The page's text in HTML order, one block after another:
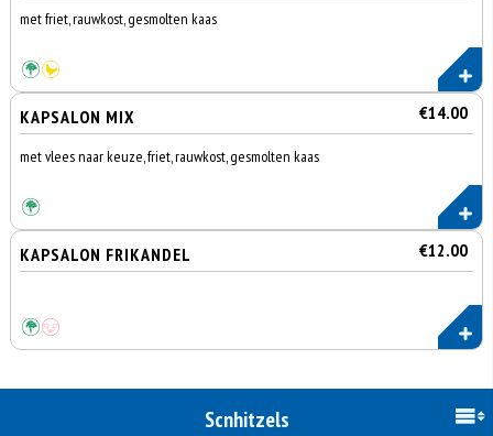
met friet, rauwkost, gesmolten kaas
KAPSALON MIX €14.00
met vlees naar keuze, friet, rauwkost, gesmolten kaas
KAPSALON FRIKANDEL €12.00
Scnhitzels